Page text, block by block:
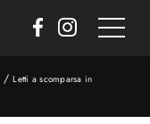
/Letti a scomparsa in